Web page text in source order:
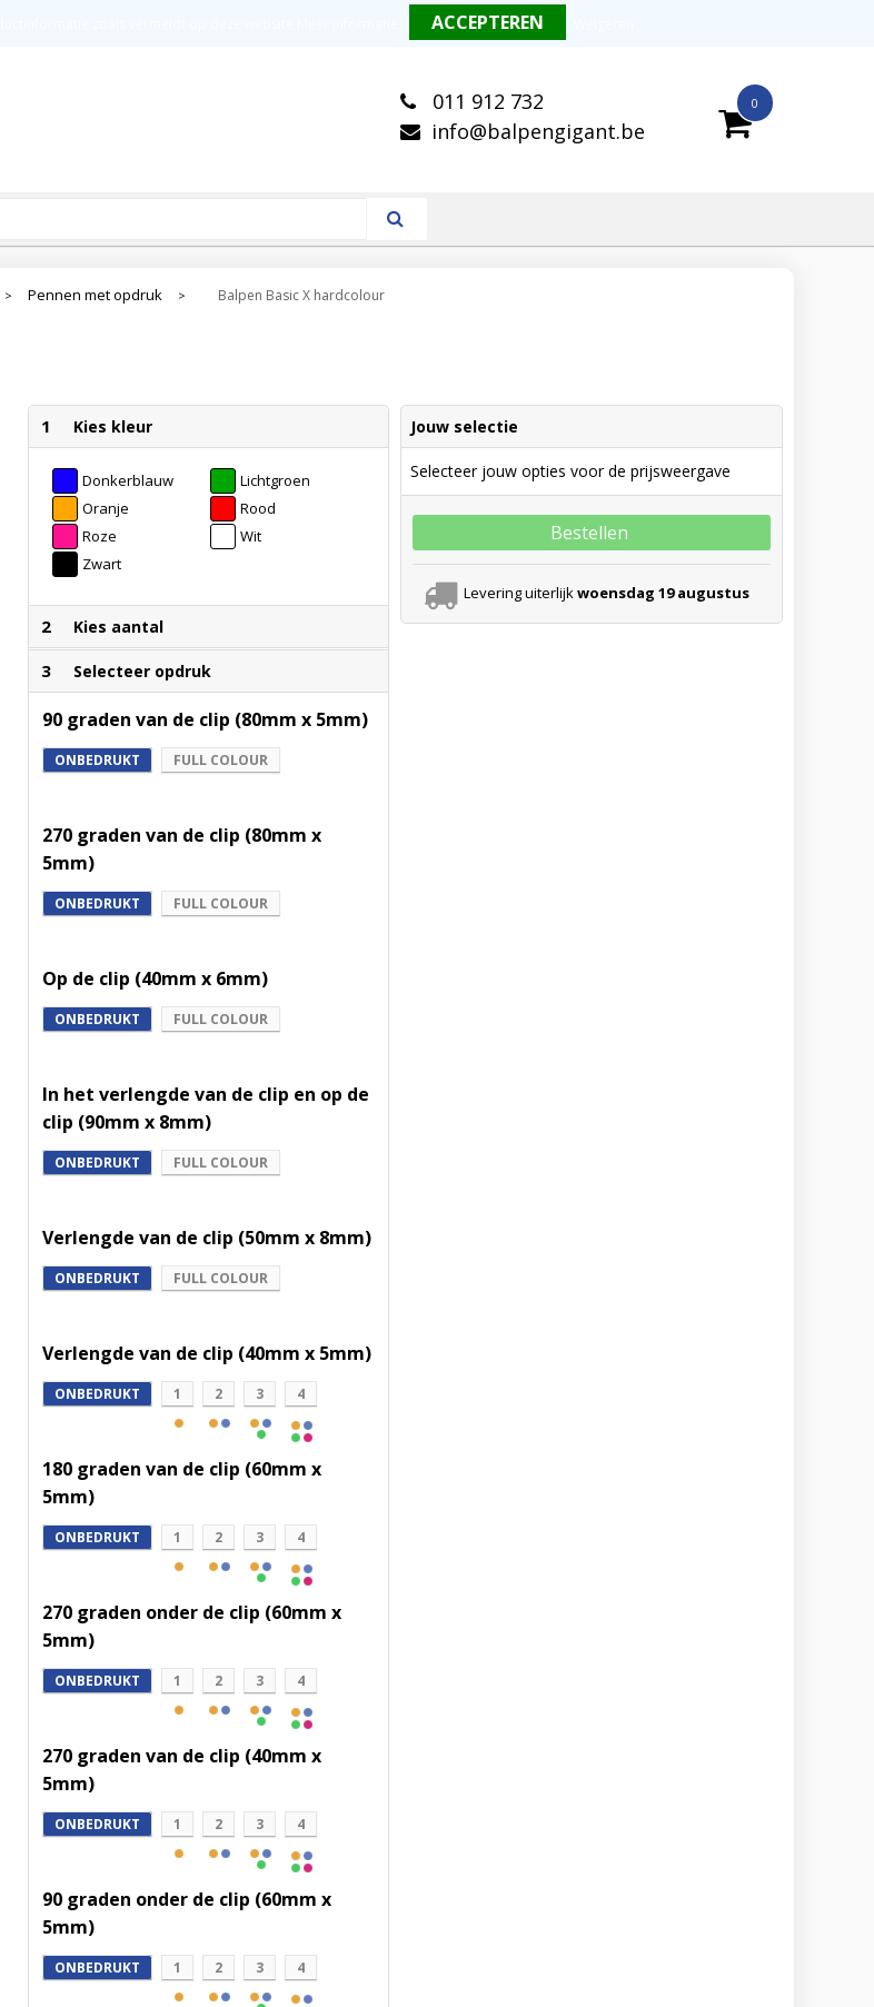
Kwalitatieve balpennen
0
011 912 732
info@balpengigant.be
> Pennen met opdruk > Balpen Basic X hardcolour
1 Kies kleur
Donkerblauw
Lichtgroen
Oranje
Rood
Roze
Wit
Zwart
2 Kies aantal
3 Selecteer opdruk
90 graden van de clip (80mm x 5mm)
ONBEDRUKT FULL COLOUR
270 graden van de clip (80mm x
5mm)
ONBEDRUKT FULL COLOUR
Op de clip (40mm x 6mm)
ONBEDRUKT FULL COLOUR
In het verlengde van de clip en op de
clip (90mm x 8mm)
ONBEDRUKT FULL COLOUR
Verlengde van de clip (50mm x 8mm)
ONBEDRUKT FULL COLOUR
Verlengde van de clip (40mm x 5mm)
ONBEDRUKT 1 2 3 4
180 graden van de clip (60mm x
5mm)
ONBEDRUKT 1 2 3 4
270 graden onder de clip (60mm x
5mm)
ONBEDRUKT 1 2 3 4
270 graden van de clip (40mm x
5mm)
ONBEDRUKT 1 2 3 4
90 graden onder de clip (60mm x
5mm)
ONBEDRUKT 1 2 3 4
Jouw selectie
Selecteer jouw opties voor de prijsweergave
Bestellen
Levering uiterlijkwoensdag 19 augustus